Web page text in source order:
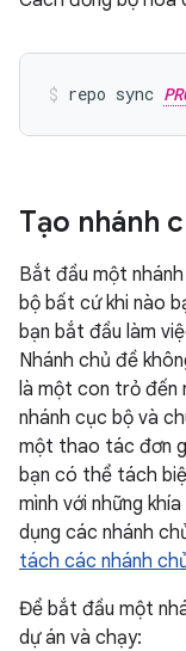
repo sync
Tạo nhánh
Bắt đầu một
bộ bất cứ khi nào
bạn bắt đầu làm
Nhánh chủ đề
là một con trỏ đến
nhánh cục bộ và
một thao tác đơn
bạn có thể tách
mình với những
dụng các nhánh
tách các nhánh
Để bắt đầu một
dự án và chạy: